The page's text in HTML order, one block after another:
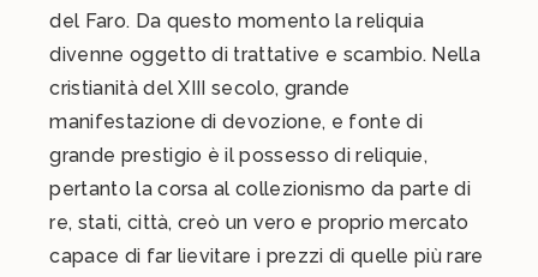
del Faro. Da questo momento la reliquia
divenne oggetto di trattative e scambio. Nella
cristianità del XIII secolo, grande
manifestazione di devozione, e fonte di
grande prestigio è il possesso di reliquie,
pertanto la corsa al collezionismo da parte di
re, stati, città, creò un vero e proprio mercato
capace di far lievitare i prezzi di quelle più rare